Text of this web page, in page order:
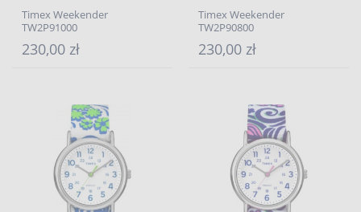
Timex Weekender
TW2P91000
230,00 zł
Timex Weekender
TW2P90800
230,00 zł